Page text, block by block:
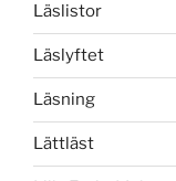
Läslistor
Läslyftet
Läsning
Lättläst